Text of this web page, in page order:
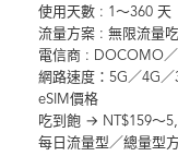
使用天數 : 1～360 天
流量方案 : 無限流量
電信商 : DOCOMO／
網路速度：5G／4G／
eSIM價格
吃到飽 → NT$159～
每日流量型／總量型